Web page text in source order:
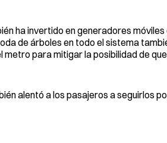
ha invertido en generadores
de árboles en todo el sistema
metro para mitigar la posibilidad de
alentó a los pasajeros a seguirlos